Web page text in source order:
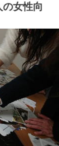
女性向